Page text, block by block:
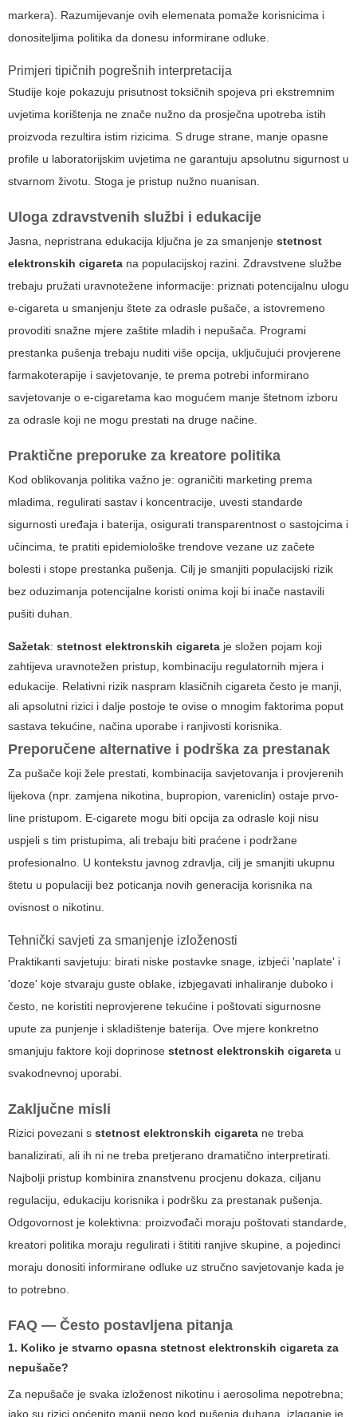
markera). Razumijevanje ovih elemenata pomaže korisnicima i
donositeljima politika da donesu informirane odluke.
Primjeri tipičnih pogrešnih interpretacija
Studije koje pokazuju prisutnost toksičnih spojeva pri ekstremnim
uvjetima korištenja ne znače nužno da prosječna upotreba istih
proizvoda rezultira istim rizicima. S druge strane, manje opasne
profile u laboratorijskim uvjetima ne garantuju apsolutnu sigurnost u
stvarnom životu. Stoga je pristup nužno nuanisan.
Uloga zdravstvenih službi i edukacije
Jasna, nepristrana edukacija ključna je za smanjenje stetnost
elektronskih cigareta na populacijskoj razini. Zdravstvene službe
trebaju pružati uravnotežene informacije: priznati potencijalnu ulogu
e-cigareta u smanjenju štete za odrasle pušače, a istovremeno
provoditi snažne mjere zaštite mladih i nepušača. Programi
prestanka pušenja trebaju nuditi više opcija, uključujući provjerene
farmakoterapije i savjetovanje, te prema potrebi informirano
savjetovanje o e-cigaretama kao mogućem manje štetnom izboru
za odrasle koji ne mogu prestati na druge načine.
Praktične preporuke za kreatore politika
Kod oblikovanja politika važno je: ograničiti marketing prema
mladima, regulirati sastav i koncentracije, uvesti standarde
sigurnosti uređaja i baterija, osigurati transparentnost o sastojcima i
učincima, te pratiti epidemiološke trendove vezane uz začete
bolesti i stope prestanka pušenja. Cilj je smanjiti populacijski rizik
bez oduzimanja potencijalne koristi onima koji bi inače nastavili
pušiti duhan.
Sažetak: stetnost elektronskih cigareta je složen pojam koji
zahtijeva uravnotežen pristup, kombinaciju regulatornih mjera i
edukacije. Relativni rizik naspram klasičnih cigareta često je manji,
ali apsolutni rizici i dalje postoje te ovise o mnogim faktorima poput
sastava tekućine, načina uporabe i ranjivosti korisnika.
Preporučene alternative i podrška za prestanak
Za pušače koji žele prestati, kombinacija savjetovanja i provjerenih
lijekova (npr. zamjena nikotina, bupropion, vareniclin) ostaje prvo-
line pristupom. E-cigarete mogu biti opcija za odrasle koji nisu
uspjeli s tim pristupima, ali trebaju biti praćene i podržane
profesionalno. U kontekstu javnog zdravlja, cilj je smanjiti ukupnu
štetu u populaciji bez poticanja novih generacija korisnika na
ovisnost o nikotinu.
Tehnički savjeti za smanjenje izloženosti
Praktikanti savjetuju: birati niske postavke snage, izbjeći 'naplate' i
'doze' koje stvaraju guste oblake, izbjegavati inhaliranje duboko i
često, ne koristiti neprovjerene tekućine i poštovati sigurnosne
upute za punjenje i skladištenje baterija. Ove mjere konkretno
smanjuju faktore koji doprinose stetnost elektronskih cigareta u
svakodnevnoj uporabi.
Zaključne misli
Rizici povezani s stetnost elektronskih cigareta ne treba
banalizirati, ali ih ni ne treba pretjerano dramatično interpretirati.
Najbolji pristup kombinira znanstvenu procjenu dokaza, ciljanu
regulaciju, edukaciju korisnika i podršku za prestanak pušenja.
Odgovornost je kolektivna: proizvođači moraju poštovati standarde,
kreatori politika moraju regulirati i štititi ranjive skupine, a pojedinci
moraju donositi informirane odluke uz stručno savjetovanje kada je
to potrebno.
FAQ — Često postavljena pitanja
1. Koliko je stvarno opasna stetnost elektronskih cigareta za
nepušače?
Za nepušače je svaka izloženost nikotinu i aerosolima nepotrebna;
iako su rizici općenito manji nego kod pušenja duhana, izlaganje je